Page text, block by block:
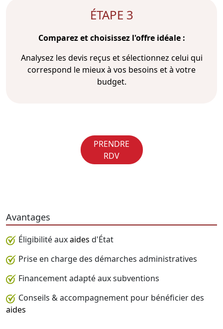
ÉTAPE 3
Comparez et choisissez l'offre idéale :
Analysez les devis reçus et sélectionnez celui qui
correspond le mieux à vos besoins et à votre
budget.
PRENDRE
RDV
Avantages
Éligibilité auxaides d'État
Prise en charge des démarches administratives
Financement adapté aux subventions
Conseils & accompagnement pour bénéficier des
aides